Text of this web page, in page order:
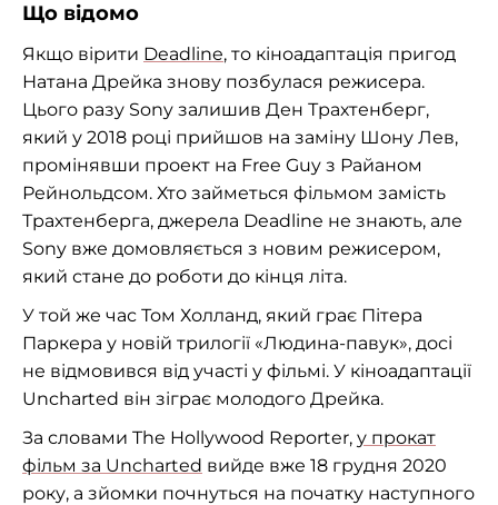
Що відомо
Якщо вірити Deadline, то кіноадаптація пригод
Натана Дрейка знову позбулася режисера.
Цього разу Sony залишив Ден Трахтенберг,
який у 2018 році прийшов на заміну Шону Лев,
промінявши проект на Free Guy з Райаном
Рейнольдсом. Хто займеться фільмом замість
Трахтенберга, джерела Deadline не знають, але
Sony вже домовляється з новим режисером,
який стане до роботи до кінця літа.
У той же час Том Холланд, який грає Пітера
Паркера у новій трилогії «Людина-павук», досі
не відмовився від участі у фільмі. У кіноадаптації
Uncharted він зіграє молодого Дрейка.
За словами The Hollywood Reporter, у прокат
фільм за Uncharted вийде вже 18 грудня 2020
року, а зйомки почнуться на початку наступного